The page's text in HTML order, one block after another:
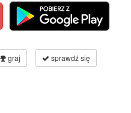
graj sprawdź się